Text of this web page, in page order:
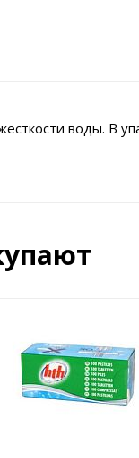
воды. В